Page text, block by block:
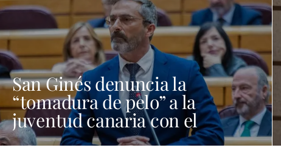
San Ginés denuncia la
“tomadura de pelo” a la
juventud canaria con el
programa Verano Joven